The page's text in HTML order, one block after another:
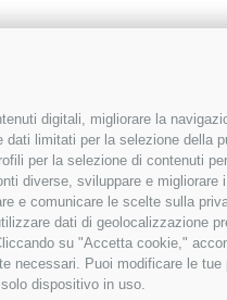
digitali, migliorare la
limitati per la selezione della
per la selezione di contenuti
diverse, sviluppare e
e comunicare le scelte sulla
dati di geolocalizzazione
su "Accetta cookie,"
necessari. Puoi modificare le
dispositivo in uso.